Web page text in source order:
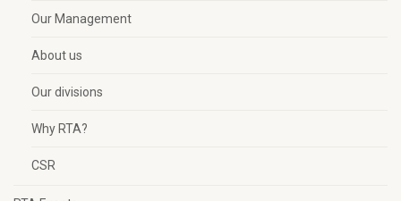
Our Management
About us
Our divisions
Why RTA?
CSR